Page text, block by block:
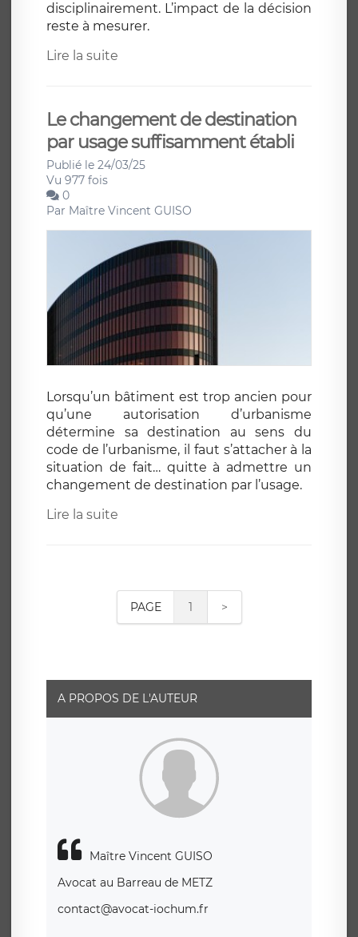
disciplinairement. L’impact de la décision
reste à mesurer.
Lire la suite
Le changement de destination
par usage suffisamment établi
Publié le 24/03/25
Vu 977 fois
0
Par Maître Vincent GUISO
Lorsqu’un bâtiment est trop ancien pour
qu’une autorisation d’urbanisme
détermine sa destination au sens du
code de l’urbanisme, il faut s’attacher à la
situation de fait… quitte à admettre un
changement de destination par l’usage.
Lire la suite
PAGE 1 >
A PROPOS DE L'AUTEUR
Maître Vincent GUISO
Avocat au Barreau de METZ
contact@avocat-iochum.fr